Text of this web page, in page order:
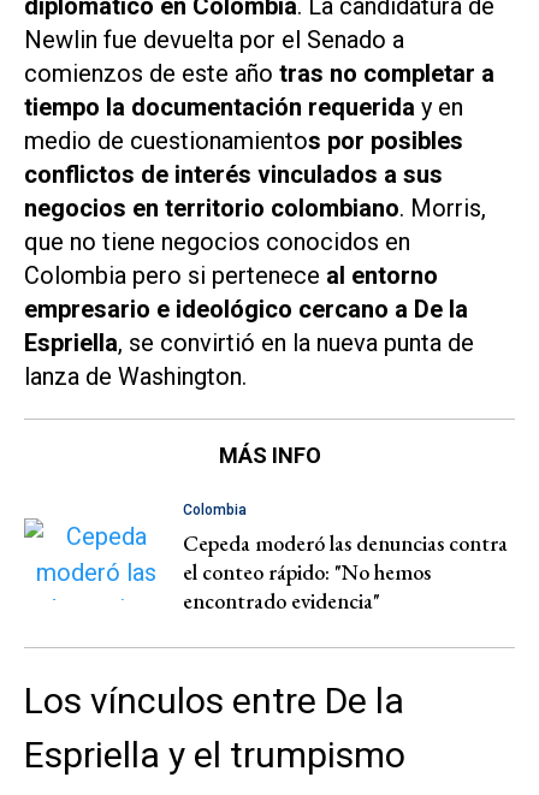
diplomático en Colombia. La candidatura de
Newlin fue devuelta por el Senado a
comienzos de este año tras no completar a
tiempo la documentación requerida y en
medio de cuestionamientos por posibles
conflictos de interés vinculados a sus
negocios en territorio colombiano. Morris,
que no tiene negocios conocidos en
Colombia pero si pertenece al entorno
empresario e ideológico cercano a De la
Espriella, se convirtió en la nueva punta de
lanza de Washington.
MÁS INFO
Colombia
Cepeda moderó las denuncias contra
el conteo rápido: "No hemos
encontrado evidencia"
Los vínculos entre De la
Espriella y el trumpismo